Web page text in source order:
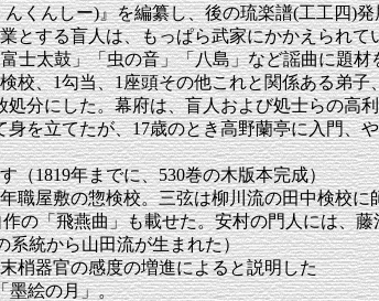
くんしー)』を編纂し、後の琉楽譜(工工四)
する盲人は、もっぱら武家にかかえられて
士太鼓」「虫の音」「八島」など謡曲に題材
、1勾当、1座頭その他これと関係ある弟
分にした。幕府は、盲人および処士らの高
を立てたが、17歳のとき高野蘭亭に入門、
（1819年までに、530巻の木版本完成）
屋敷の惣検校。三弦は柳川流の田中検校
の「飛燕曲」も載せた。安村の門人には、
系統から山田流が生まれた）
梢器官の感度の増進によると説明した
墨絵の月」。